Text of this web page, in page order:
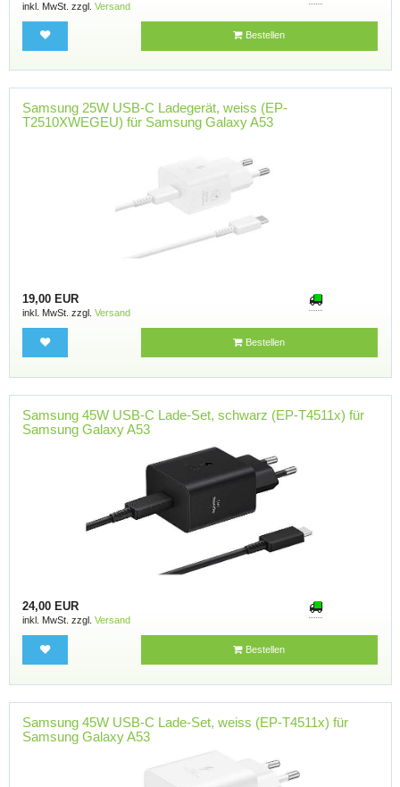
inkl. MwSt. zzgl. Versand
Bestellen
Samsung 25W USB-C Ladegerät, weiss (EP-
T2510XWEGEU) für Samsung Galaxy A53
19,00 EUR
inkl. MwSt. zzgl. Versand
Bestellen
Samsung 45W USB-C Lade-Set, schwarz (EP-T4511x) für
Samsung Galaxy A53
24,00 EUR
inkl. MwSt. zzgl. Versand
Bestellen
Samsung 45W USB-C Lade-Set, weiss (EP-T4511x) für
Samsung Galaxy A53